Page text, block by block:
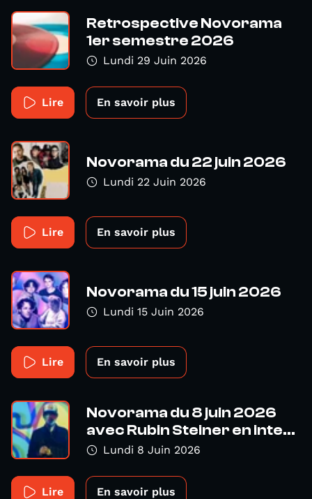
Retrospective Novorama
1er semestre 2026
Lundi 29 Juin 2026
Lire En savoir plus
Novorama du 22 juin 2026
Lundi 22 Juin 2026
Lire En savoir plus
Novorama du 15 juin 2026
Lundi 15 Juin 2026
Lire En savoir plus
Novorama du 8 juin 2026
avec Rubin Steiner en inte...
Lundi 8 Juin 2026
Lire En savoir plus